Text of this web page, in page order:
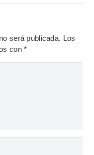
será publicada. Los
con*